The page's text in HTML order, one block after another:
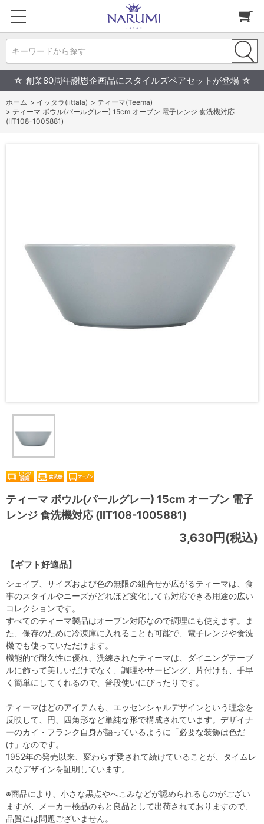
キーワードから探す
☆ 創業80周年謝恩企画品にスタイルズペアセットが登場 ☆
ホーム > イッタラ(iittala) > ティーマ(Teema)
> ティーマ ボウル(パールグレー) 15cm オーブン 電子レンジ 食洗機対応
(IIT108-1005881)
ティーマ ボウル(パールグレー) 15cm オーブン 電子
レンジ 食洗機対応 (IIT108-1005881)
【ギフト好適品】
3,630円(税込)
シェイプ、サイズおよび色の無限の組合せが広がるティーマは、食
事のスタイルやニーズがどれほど変化しても対応できる用途の広い
コレクションです。
すべてのティーマ製品はオーブン対応なので調理にも使えます。ま
た、保存のために冷凍庫に入れることも可能で、電子レンジや食洗
機でも使っていただけます。
機能的で耐久性に優れ、洗練されたティーマは、ダイニングテーブ
ルに飾って美しいだけでなく、調理やサービング、片付けも、手早
く簡単にしてくれるので、普段使いにぴったりです。
ティーマはどのアイテムも、エッセンシャルデザインという理念を
反映して、円、四角形など単純な形で構成されています。デザイナ
ーのカイ・フランク自身が語っているように「必要な装飾は色だ
け」なのです。
1952年の発売以来、変わらず愛されて続けていることが、タイムレ
スなデザインを証明しています。
※商品により、小さな黒点やへこみなどが認められるものがござい
ますが、メーカー検品のもと良品として出荷されておりますので、
品質には問題ございません。